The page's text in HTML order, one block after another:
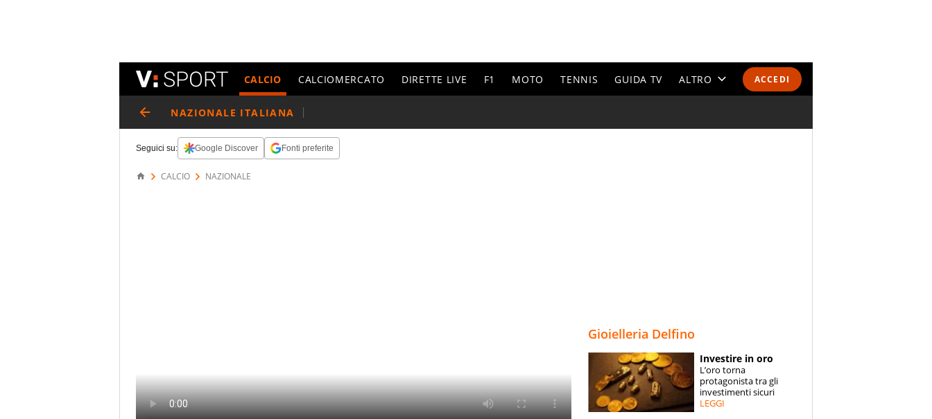
ACCEDI
CALCIO CALCIOMERCATO DIRETTE LIVE F1 MOTO TENNIS GUIDA TV ALTRO
ESPERTI
CONTATTI
NAZIONALE ITALIANA
Seguici su: Google Discover Fonti preferite
CALCIO NAZIONALE
Gioielleria Delfino
Investire in oro
L’oro torna
protagonista tra gli
investimenti sicuri
LEGGI